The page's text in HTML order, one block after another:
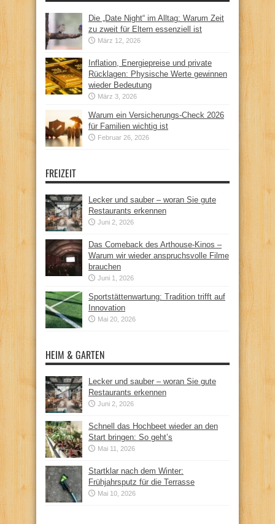
Die „Date Night“ im Alltag: Warum Zeit
zu zweit für Eltern essenziell ist
März 12, 2026
Inflation, Energiepreise und private
Rücklagen: Physische Werte gewinnen
wieder Bedeutung
März 3, 2026
Warum ein Versicherungs-Check 2026
für Familien wichtig ist
Februar 26, 2026
FREIZEIT
Lecker und sauber – woran Sie gute
Restaurants erkennen
Juni 2, 2026
Das Comeback des Arthouse-Kinos –
Warum wir wieder anspruchsvolle Filme
brauchen
Juni 1, 2026
Sportstättenwartung: Tradition trifft auf
Innovation
Mai 20, 2026
HEIM & GARTEN
Lecker und sauber – woran Sie gute
Restaurants erkennen
Juni 2, 2026
Schnell das Hochbeet wieder an den
Start bringen: So geht’s
Mai 11, 2026
Startklar nach dem Winter:
Frühjahrsputz für die Terrasse
Mai 10, 2026